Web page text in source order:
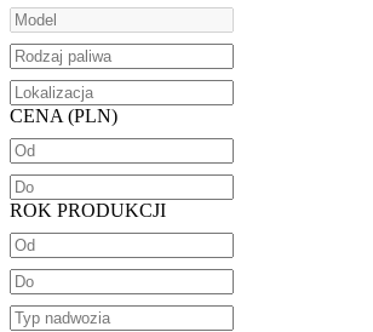
CENA (PLN)
ROK PRODUKCJI